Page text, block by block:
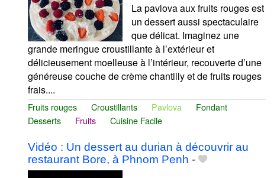
La pavlova aux fruits rouges est
un dessert aussi spectaculaire
que délicat. Imaginez une
grande meringue croustillante à l’extérieur et
délicieusement moelleuse à l’intérieur, recouverte d’une
généreuse couche de crème chantilly et de fruits rouges
frais....
Fruits rouges Croustillants Pavlova
Fondant
Desserts
Fruits Cuisine Facile
Vidéo : Un dessert au durian à découvrir au
restaurant Bore, à Phnom Penh -